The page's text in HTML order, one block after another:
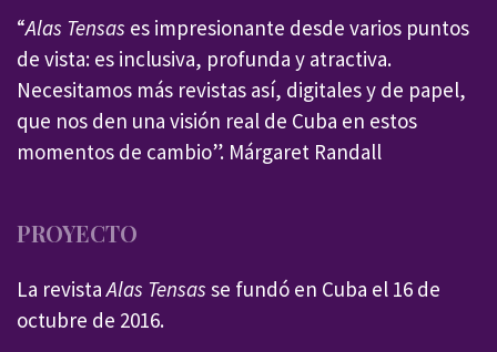
“Alas Tensas es impresionante desde varios puntos
de vista: es inclusiva, profunda y atractiva.
Necesitamos más revistas así, digitales y de papel,
que nos den una visión real de Cuba en estos
momentos de cambio”. Márgaret Randall
PROYECTO
La revistaAlas Tensas se fundó en Cuba el 16 de
octubre de 2016.